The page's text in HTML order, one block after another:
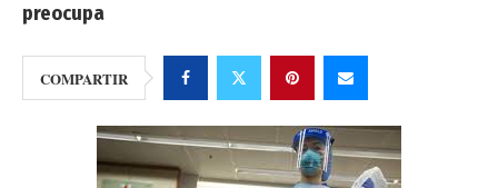
preocupa
COMPARTIR